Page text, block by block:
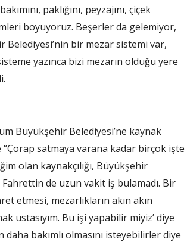
paklığını, peyzajını, çiçek
boyuyoruz. Beşerler da gelemiyor,
bir mezar sistemi var,
yazınca bizi mezarın olduğu yere
Büyükşehir Belediyesi’ne kaynak
“Çorap satmaya varana kadar birçok işte
olan kaynakçılığı, Büyükşehir
Fahrettin de uzun vakit iş bulamadı. Bir
etmesi, mezarlıkların akın akın
ustasıyım. Bu işi yapabilir miyiz’ diye
bakımlı olmasını isteyebilirler diye